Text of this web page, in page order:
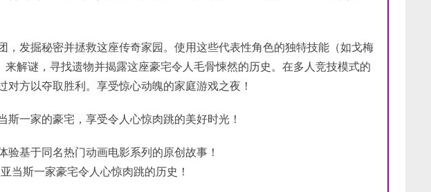
发掘秘密并拯救这座传奇家园。使用这些代表性角色的独特技能（如戈梅
解谜，寻找遗物并揭露这座豪宅令人毛骨悚然的历史。在多人竞技模式的
方以夺取胜利。享受惊心动魄的家庭游戏之夜！
一家的豪宅，享受令人心惊肉跳的美好时光！
基于同名热门动画电影系列的原创故事！
当斯一家豪宅令人心惊肉跳的历史！